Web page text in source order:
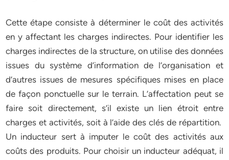
Cette étape consiste à déterminer le coût des activités
en y affectant les charges indirectes. Pour identifier les
charges indirectes de la structure, on utilise des données
issues du système d’information de l’organisation et
d’autres issues de mesures spécifiques mises en place
de façon ponctuelle sur le terrain. L’affectation peut se
faire soit directement, s’il existe un lien étroit entre
charges et activités, soit à l’aide des clés de répartition.
Un inducteur sert à imputer le coût des activités aux
coûts des produits. Pour choisir un inducteur adéquat, il